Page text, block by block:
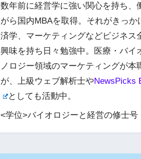
数年前に経営学に強い関心を持ち、
がら国内MBAを取得。それがきっか
済学、マーケティングなどビジネス
興味を持ち日々勉強中。医療・バイ
ノロジー領域のマーケティングが本
が、上級ウェブ解析士やNewsPicks
としても活動中。
<学位>バイオロジーと経営の修士号